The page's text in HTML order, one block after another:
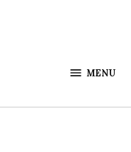
MENU